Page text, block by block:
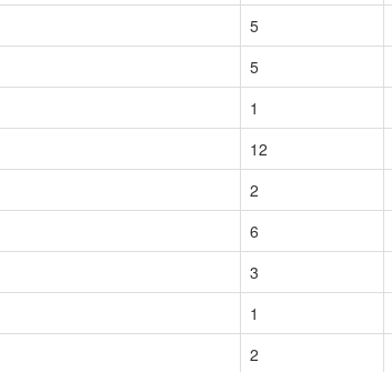
5
5
1
12
2
6
3
1
2